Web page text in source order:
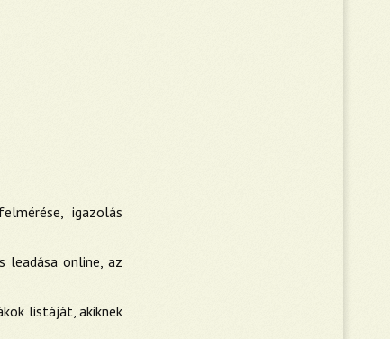
igazolás
leadása online, az
listáját, akiknek